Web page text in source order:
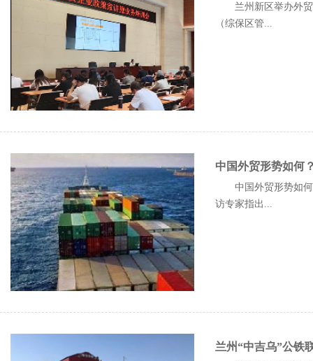
兰州新区举办外
（综保区管...
中国外贸形势如何
中国外贸形势如
访专家指出...
兰州“中吉乌”公铁